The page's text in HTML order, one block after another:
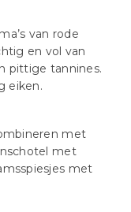
van rode
en vol van
pittige tannines.
eiken.
met
met
met